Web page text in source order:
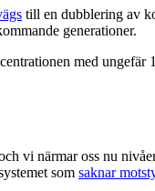
till en dubblering av
generationer.
med
vi närmar oss nu
som saknar